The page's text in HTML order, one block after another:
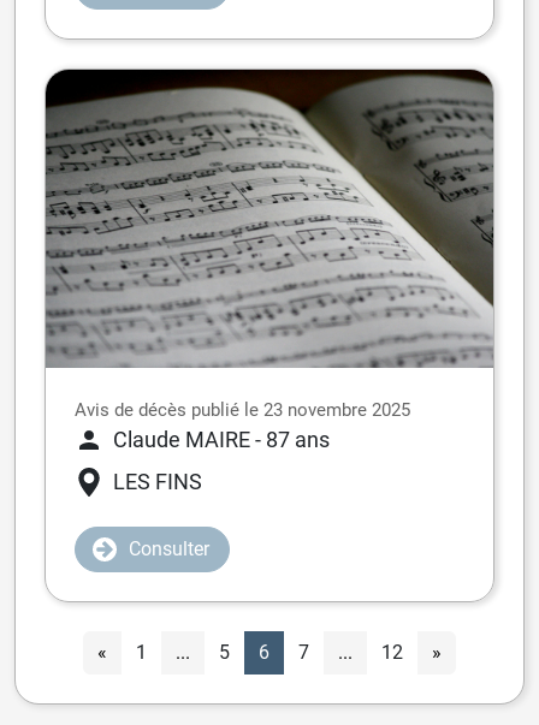
Avis de décès publié le 23 novembre 2025
Claude MAIRE- 87 ans
LES FINS
Consulter
« 1 ... 5 6 7 ... 12 »